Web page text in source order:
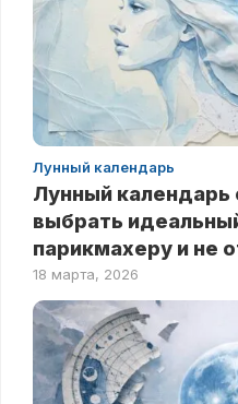
Лунный календарь
Лунный календарь
выбрать
парикмахеру и не
18 марта, 2026